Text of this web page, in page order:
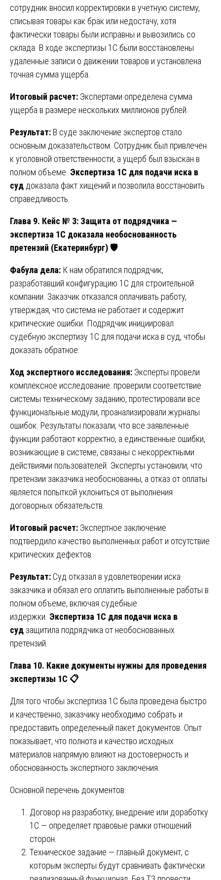
сотрудник вносил корректировки в учетную систему,
списывая товары как брак или недостачу, хотя
фактически товары были исправны и вывозились со
склада. В ходе экспертизы 1С были восстановлены
удаленные записи о движении товаров и установлена
точная сумма ущерба.
Итоговый расчет: Экспертами определена сумма
ущерба в размере нескольких миллионов рублей.
Результат: В суде заключение экспертов стало
основным доказательством. Сотрудник был привлечен
к уголовной ответственности, а ущерб был взыскан в
полном объеме. Экспертиза 1С для подачи иска в
суд доказала факт хищений и позволила восстановить
справедливость.
Глава 9. Кейс № 3: Защита от подрядчика —
экспертиза 1С доказала необоснованность
претензий (Екатеринбург) 🛡
Фабула дела: К нам обратился подрядчик,
разработавший конфигурацию 1С для строительной
компании. Заказчик отказался оплачивать работу,
утверждая, что система не работает и содержит
критические ошибки. Подрядчик инициировал
судебную экспертизу 1С для подачи иска в суд, чтобы
доказать обратное.
Ход экспертного исследования: Эксперты провели
комплексное исследование: проверили соответствие
системы техническому заданию, протестировали все
функциональные модули, проанализировали журналы
ошибок. Результаты показали, что все заявленные
функции работают корректно, а единственные ошибки,
возникающие в системе, связаны с некорректными
действиями пользователей. Эксперты установили, что
претензии заказчика необоснованны, а отказ от оплаты
является попыткой уклониться от выполнения
договорных обязательств.
Итоговый расчет: Экспертное заключение
подтвердило качество выполненных работ и отсутствие
критических дефектов.
Результат: Суд отказал в удовлетворении иска
заказчика и обязал его оплатить выполненные работы в
полном объеме, включая судебные
издержки. Экспертиза 1С для подачи иска в
суд защитила подрядчика от необоснованных
претензий.
Глава 10. Какие документы нужны для проведения
экспертизы 1С 📋
Для того чтобы экспертиза 1С была проведена быстро
и качественно, заказчику необходимо собрать и
предоставить определенный пакет документов. Опыт
показывает, что полнота и качество исходных
материалов напрямую влияют на достоверность и
обоснованность экспертного заключения.
Основной перечень документов:
Договор на разработку, внедрение или доработку
1С — определяет правовые рамки отношений
сторон.
Техническое задание — главный документ, с
которым эксперты будут сравнивать фактически